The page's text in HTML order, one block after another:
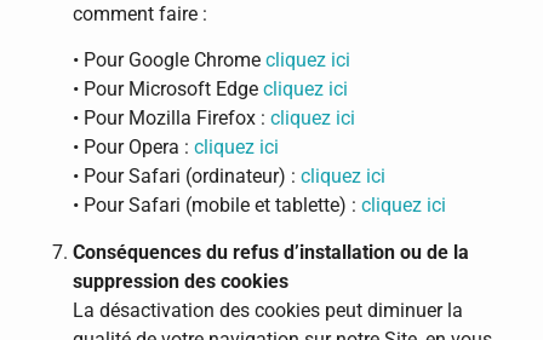
comment faire :
• Pour Google Chrome cliquez ici
• Pour Microsoft Edge cliquez ici
• Pour Mozilla Firefox : cliquez ici
• Pour Opera : cliquez ici
• Pour Safari (ordinateur) : cliquez ici
• Pour Safari (mobile et tablette) : cliquez ici
Conséquences du refus d’installation ou de la
suppression des cookies
La désactivation des cookies peut diminuer la